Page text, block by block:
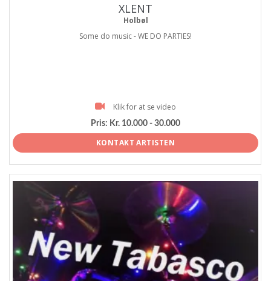
XLENT
Holbøl
Some do music - WE DO PARTIES!
Klik for at se video
Pris: Kr. 10.000 - 30.000
KONTAKT ARTISTEN